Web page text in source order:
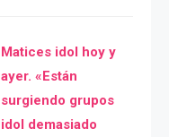
Matices idol hoy y
ayer. «Están
surgiendo grupos
idol demasiado